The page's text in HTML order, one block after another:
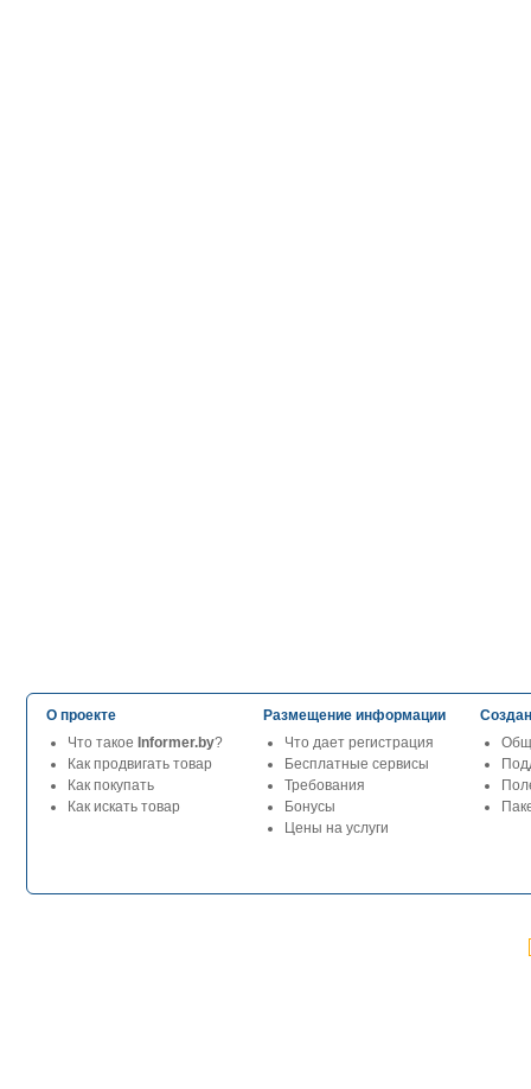
О проекте
Что такое Informer.by?
Как продвигать товар
Как покупать
Как искать товар
Размещение информации
Что дает регистрация
Бесплатные сервисы
Требования
Бонусы
Цены на услуги